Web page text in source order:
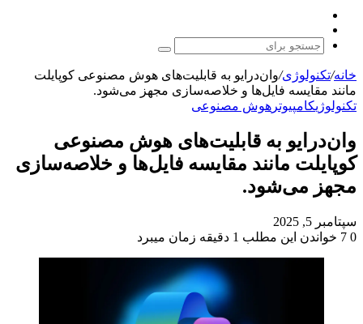
پوسته
جستجو
خانه/تکنولوژی/وان‌درایو به قابلیت‌های هوش مصنوعی کوپایلت
مانند مقایسه فایل‌ها و خلاصه‌سازی مجهز می‌شود.
تکنولوژیکامپیوتر هوش مصنوعی
وان‌درایو به قابلیت‌های هوش مصنوعی
کوپایلت مانند مقایسه فایل‌ها و خلاصه‌سازی
مجهز می‌شود.
سپتامبر 5, 2025
0
خواندن این مطلب 1 دقیقه زمان میبرد